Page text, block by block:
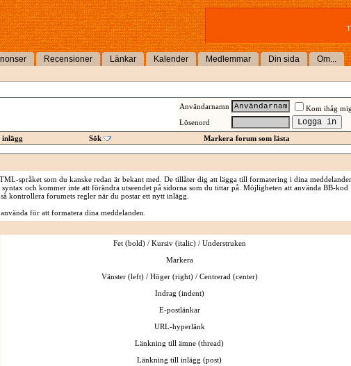
Recensioner Länkar Kalender Medlemmar Din sida Om...
Användarnamn
Kom ihåg
Lösenord
inlägg Sök Markera forum som lästa
språket som du kanske redan är bekant med. De tillåter dig att lägga till formatering i dina
och kommer inte att förändra utseendet på sidorna som du tittar på. Möjligheten att använda BB-kod
kontrollera forumets regler när du postar ett nytt inlägg.
för att formatera dina meddelanden.
Fet (bold) / Kursiv (italic) / Understruken
Markera
Vänster (left) / Höger (right) / Centrerad (center)
Indrag (indent)
E-postlänkar
URL-hyperlänk
Länkning till ämne (thread)
Länkning till inlägg (post)